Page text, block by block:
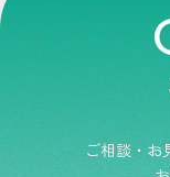
ご相談・お